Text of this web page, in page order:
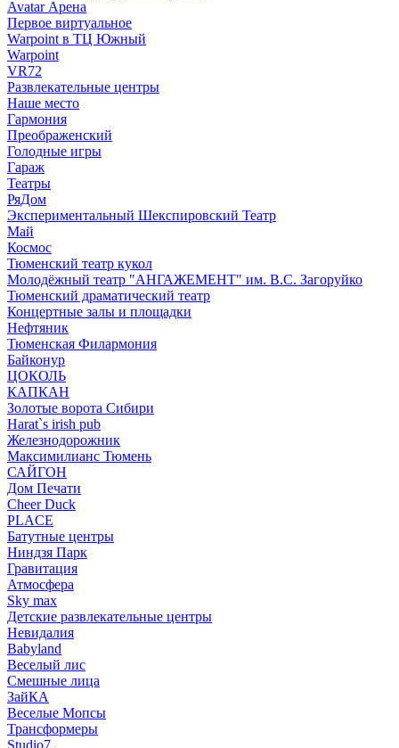
Avatar Арена
Первое виртуальное
Warpoint в ТЦ Южный
Warpoint
VR72
Развлекательные центры
Наше место
Гармония
Преображенский
Голодные игры
Гараж
Театры
РяДом
Экспериментальный Шекспировский Театр
Май
Космос
Тюменский театр кукол
Молодёжный театр "АНГАЖЕМЕНТ" им. В.С. Загоруйко
Тюменский драматический театр
Концертные залы и площадки
Нефтяник
Тюменская Филармония
Байконур
ЦОКОЛЬ
КАПКАН
Золотые ворота Сибири
Harat`s irish pub
Железнодорожник
Максимилианс Тюмень
САЙГОН
Дом Печати
Cheer Duck
PLACE
Батутные центры
Ниндзя Парк
Гравитация
Атмосфера
Sky max
Детские развлекательные центры
Невидалия
Babyland
Веселый лис
Смешные лица
ЗайКА
Веселые Мопсы
Трансформеры
Studio7